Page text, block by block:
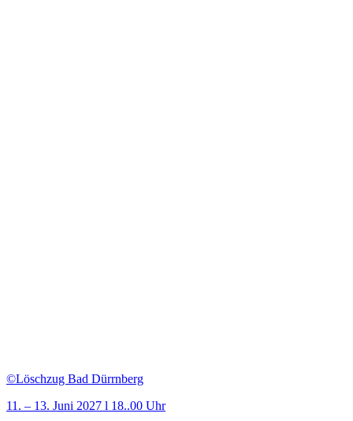
©Löschzug Bad Dürrnberg
11. – 13. Juni 2027 l 18..00 Uhr